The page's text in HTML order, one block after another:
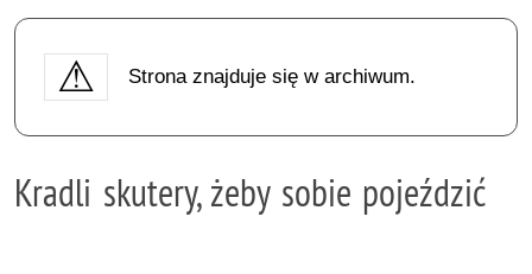
Strona znajduje się w archiwum.
Kradli skutery, żeby sobie pojeździć